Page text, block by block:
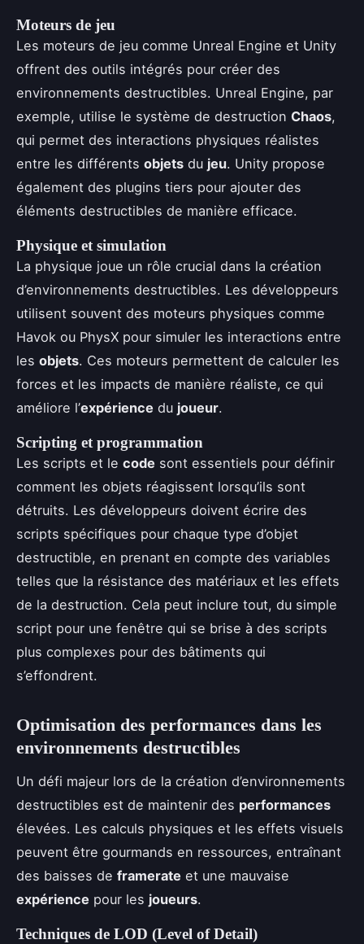
Moteurs de jeu
Les moteurs de jeu comme Unreal Engine et Unity
offrent des outils intégrés pour créer des
environnements destructibles. Unreal Engine, par
exemple, utilise le système de destruction Chaos,
qui permet des interactions physiques réalistes
entre les différents objets du jeu. Unity propose
également des plugins tiers pour ajouter des
éléments destructibles de manière efficace.
Physique et simulation
La physique joue un rôle crucial dans la création
d’environnements destructibles. Les développeurs
utilisent souvent des moteurs physiques comme
Havok ou PhysX pour simuler les interactions entre
les objets. Ces moteurs permettent de calculer les
forces et les impacts de manière réaliste, ce qui
améliore l’expérience du joueur.
Scripting et programmation
Les scripts et le code sont essentiels pour définir
comment les objets réagissent lorsqu’ils sont
détruits. Les développeurs doivent écrire des
scripts spécifiques pour chaque type d’objet
destructible, en prenant en compte des variables
telles que la résistance des matériaux et les effets
de la destruction. Cela peut inclure tout, du simple
script pour une fenêtre qui se brise à des scripts
plus complexes pour des bâtiments qui
s’effondrent.
Optimisation des performances dans les
environnements destructibles
Un défi majeur lors de la création d’environnements
destructibles est de maintenir des performances
élevées. Les calculs physiques et les effets visuels
peuvent être gourmands en ressources, entraînant
des baisses de framerate et une mauvaise
expérience pour les joueurs.
Techniques de LOD (Level of Detail)